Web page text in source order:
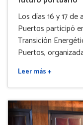
Los días 16 y 17
Puertos participó
Transición
Puertos,
Leer más +